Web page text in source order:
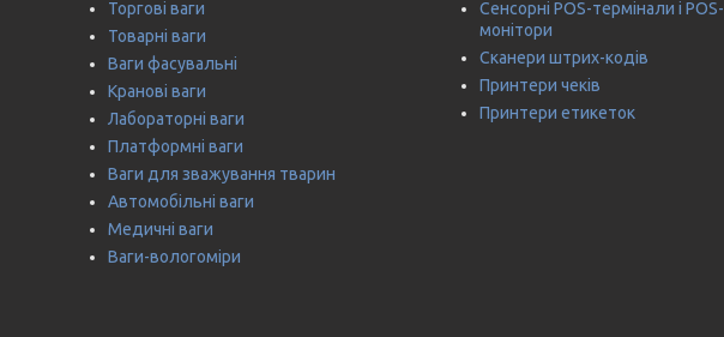
Торгові ваги
Товарні ваги
Ваги фасувальні
Кранові ваги
Лабораторні ваги
Платформні ваги
Ваги для зважування тварин
Автомобільні ваги
Медичні ваги
Ваги-вологоміри
Сенсорні POS-термінали і POS-
монітори
Сканери штрих-кодів
Принтери чеків
Принтери етикеток